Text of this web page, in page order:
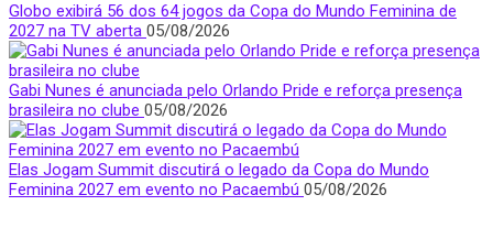
Globo exibirá 56 dos 64 jogos da Copa do Mundo Feminina de
2027 na TV aberta 05/08/2026
Gabi Nunes é anunciada pelo Orlando Pride e reforça presença
brasileira no clube 05/08/2026
Elas Jogam Summit discutirá o legado da Copa do Mundo
Feminina 2027 em evento no Pacaembú 05/08/2026